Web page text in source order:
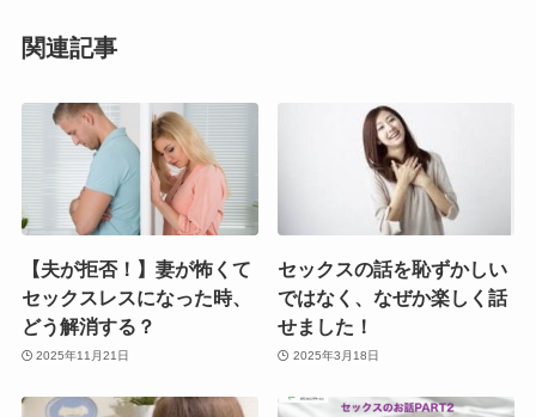
関連記事
【夫が拒否！】妻が怖くて
セックスレスになった時、
どう解消する？
2025年11月21日
セックスの話を恥ずかしい
ではなく、なぜか楽しく話
せました！
2025年3月18日